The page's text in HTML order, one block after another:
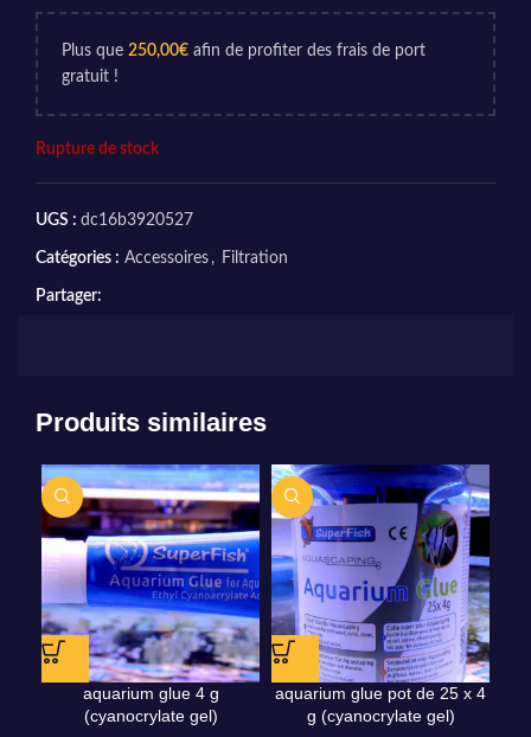
Plus que 250,00€ afin de profiter des frais de port
gratuit !
Rupture de stock
UGS : dc16b3920527
Catégories : Accessoires , Filtration
Partager:
Produits similaires
aquarium glue 4 g
(cyanocrylate gel)
aquarium glue pot de 25 x 4
g (cyanocrylate gel)